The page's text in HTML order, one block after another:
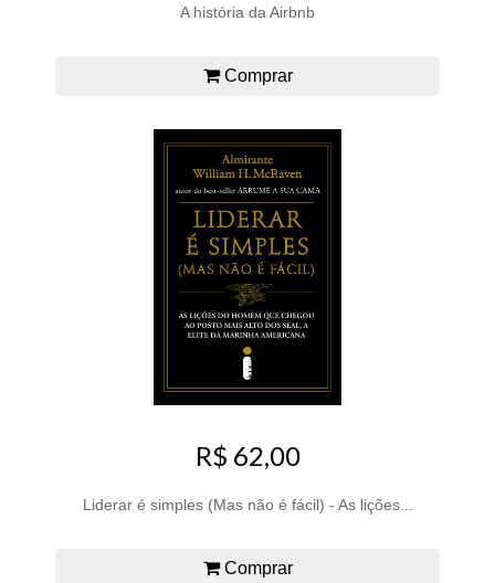
A história da Airbnb
Comprar
R$ 62,00
Liderar é simples (Mas não é fácil) - As lições...
Comprar